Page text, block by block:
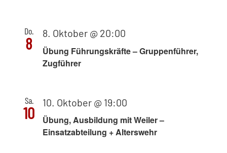
Do.
8
8. Oktober @ 20:00
Übung Führungskräfte – Gruppenführer,
Zugführer
Sa.
10
10. Oktober @ 19:00
Übung, Ausbildung mit Weiler –
Einsatzabteilung + Alterswehr